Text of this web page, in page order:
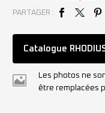
PARTAGER :
Catalogue
Les photos ne
être remplacées